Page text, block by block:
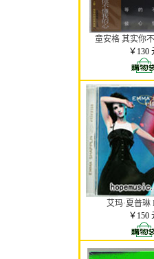
童安格 其实你
￥130
艾玛·夏普琳
￥150